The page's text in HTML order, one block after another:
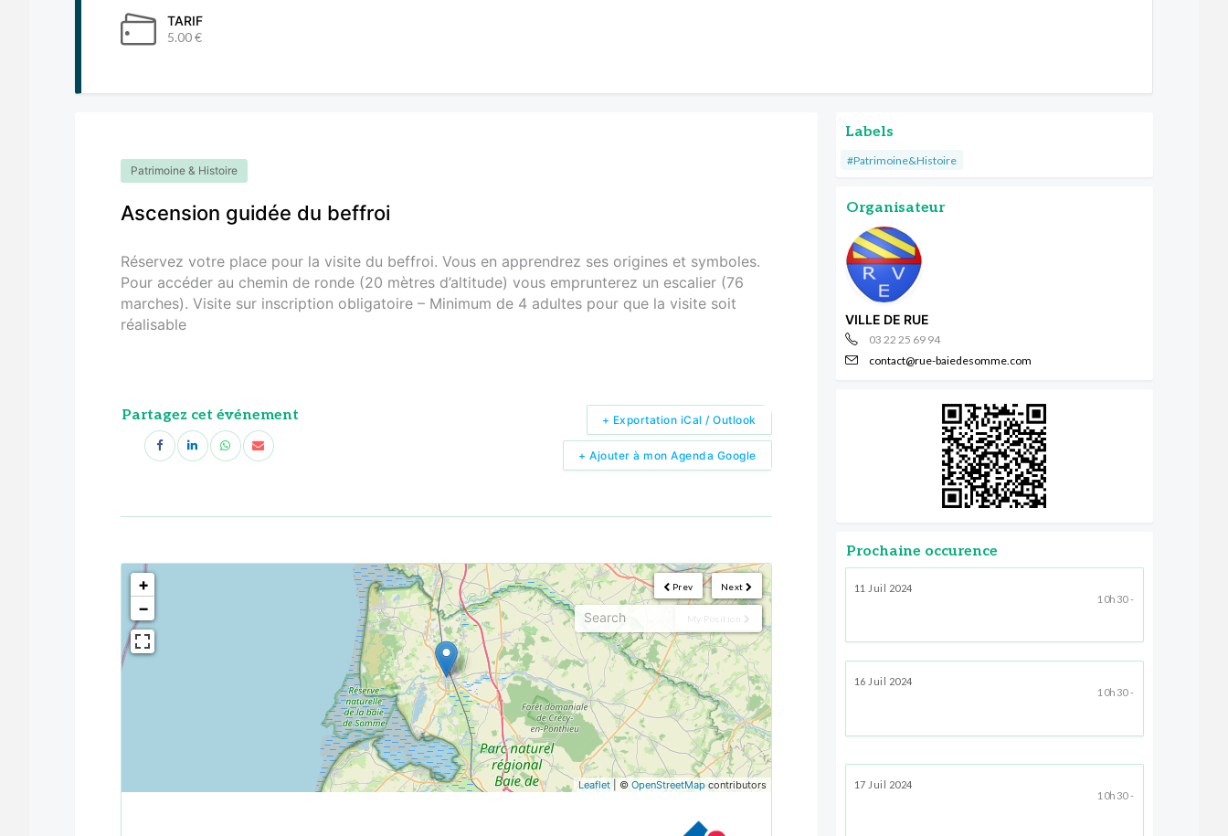
TARIF
5.00 €
Patrimoine & Histoire
Ascension guidée du beffroi
Réservez votre place pour la visite du beffroi. Vous en apprendrez ses origines et symboles.
Pour accéder au chemin de ronde (20 mètres d’altitude) vous emprunterez un escalier (76
marches). Visite sur inscription obligatoire – Minimum de 4 adultes pour que la visite soit
réalisable
Partagez cet événement
+ Ajouter à mon Agenda Google
+ Exportation iCal / Outlook
Next
Prev
My Position
<!---->
+
−
Leaflet| © OpenStreetMapcontributors
Labels
#Patrimoine&Histoire
Organisateur
VILLE DE RUE
03 22 25 69 94
contact@rue-baiedesomme.com
Prochaine occurence
11 Juil 2024
10h30 -
16 Juil 2024
10h30 -
17 Juil 2024
10h30 -